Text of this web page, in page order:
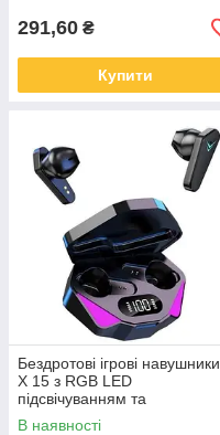
291,60 ₴
Купити
Бездротові ігрові навушники
X 15 з RGB LED
підсвічуванням та
шумоподавленим
В наявності